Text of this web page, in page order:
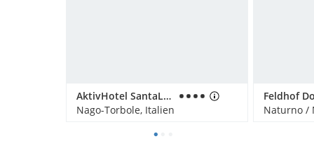
AktivHotel SantaLucia
Nago-Torbole, Italien
Naturno /